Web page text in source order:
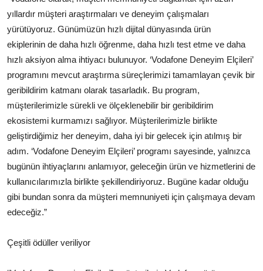
yıllardır müşteri araştırmaları ve deneyim çalışmaları
yürütüyoruz. Günümüzün hızlı dijital dünyasında ürün
ekiplerinin de daha hızlı öğrenme, daha hızlı test etme ve daha
hızlı aksiyon alma ihtiyacı bulunuyor. ‘Vodafone Deneyim Elçileri’
programını mevcut araştırma süreçlerimizi tamamlayan çevik bir
geribildirim katmanı olarak tasarladık. Bu program,
müşterilerimizle sürekli ve ölçeklenebilir bir geribildirim
ekosistemi kurmamızı sağlıyor. Müşterilerimizle birlikte
geliştirdiğimiz her deneyim, daha iyi bir gelecek için atılmış bir
adım. ‘Vodafone Deneyim Elçileri’ programı sayesinde, yalnızca
bugünün ihtiyaçlarını anlamıyor, geleceğin ürün ve hizmetlerini de
kullanıcılarımızla birlikte şekillendiriyoruz. Bugüne kadar olduğu
gibi bundan sonra da müşteri memnuniyeti için çalışmaya devam
edeceğiz.”
Çeşitli ödüller veriliyor